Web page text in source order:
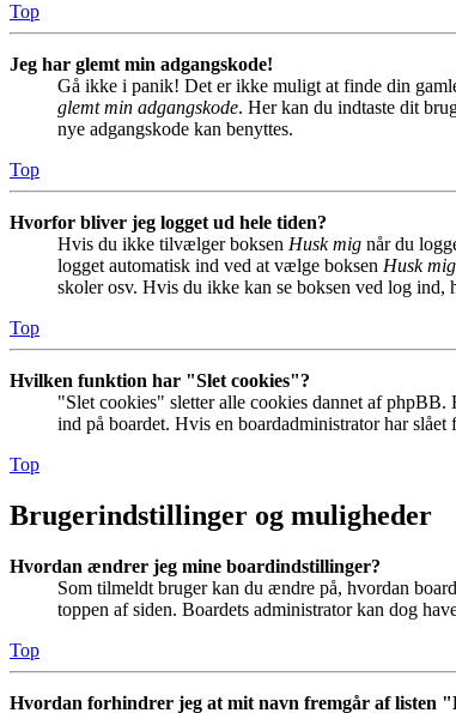
Top
Jeg har glemt min adgangskode!
Gå ikke i panik! Det er ikke muligt at finde din
glemt min adgangskode. Her kan du indtaste dit
nye adgangskode kan benyttes.
Top
Hvorfor bliver jeg logget ud hele tiden?
Hvis du ikke tilvælger boksen Husk mig når du
logget automatisk ind ved at vælge boksen Husk mig
skoler osv. Hvis du ikke kan se boksen ved log ind,
Top
Hvilken funktion har "Slet cookies"?
"Slet cookies" sletter alle cookies dannet af
ind på boardet. Hvis en boardadministrator har
Top
Brugerindstillinger og muligheder
Hvordan ændrer jeg mine boardindstillinger?
Som tilmeldt bruger kan du ændre på, hvordan
toppen af siden. Boardets administrator kan dog
Top
Hvordan forhindrer jeg at mit navn fremgår af listen